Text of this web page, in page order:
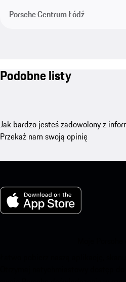
Porsche Centrum Łódź
Podobne listy
Jak bardzo jesteś zadowolony z
Przekaż nam swoją opinię